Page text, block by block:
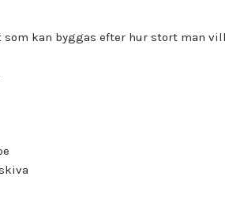
som kan byggas efter hur stort man vill